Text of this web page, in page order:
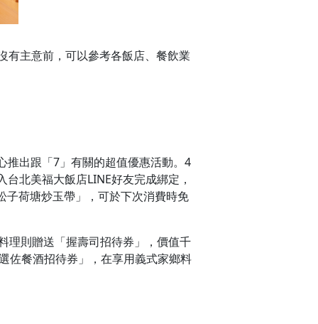
有主意前，可以參考各飯店、餐飲業
推出跟「7」有關的超值優惠活動。4
北美福大飯店LINE好友完成綁定，
荷塘炒玉帶」，可於下次消費時免
理則贈送「握壽司招待券」，價值千
佐餐酒招待券」，在享用義式家鄉料